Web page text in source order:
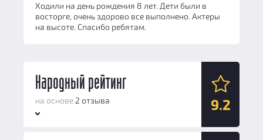
Ходили на день рождения 8 лет. Дети были в
восторге, очень здорово все выполнено. Актеры
на высоте. Спасибо ребятам.
Народный рейтинг
на основе 2 отзыва 9.2